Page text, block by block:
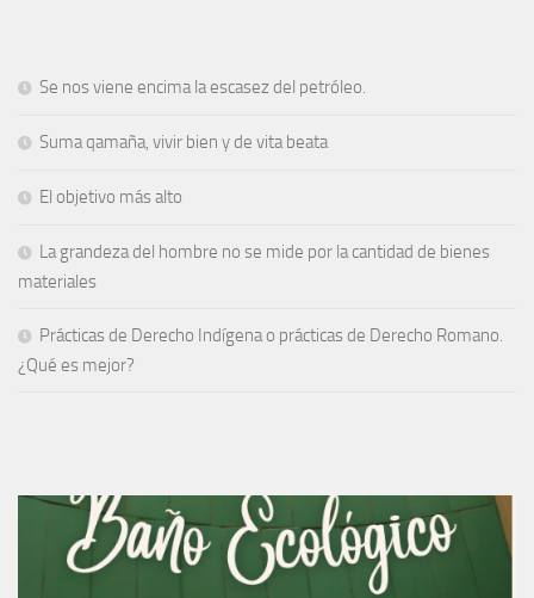
Se nos viene encima la escasez del petróleo.
Suma qamaña, vivir bien y de vita beata
El objetivo más alto
La grandeza del hombre no se mide por la cantidad de bienes
materiales
Prácticas de Derecho Indígena o prácticas de Derecho Romano.
¿Qué es mejor?